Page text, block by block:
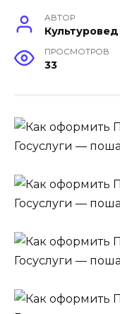
АВТОР
Культуровед
ПРОСМОТРОВ
33